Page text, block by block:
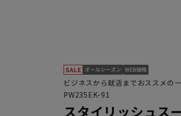
ビジネスから就活までおススメの
PW235EK-91
スタイリッシュス